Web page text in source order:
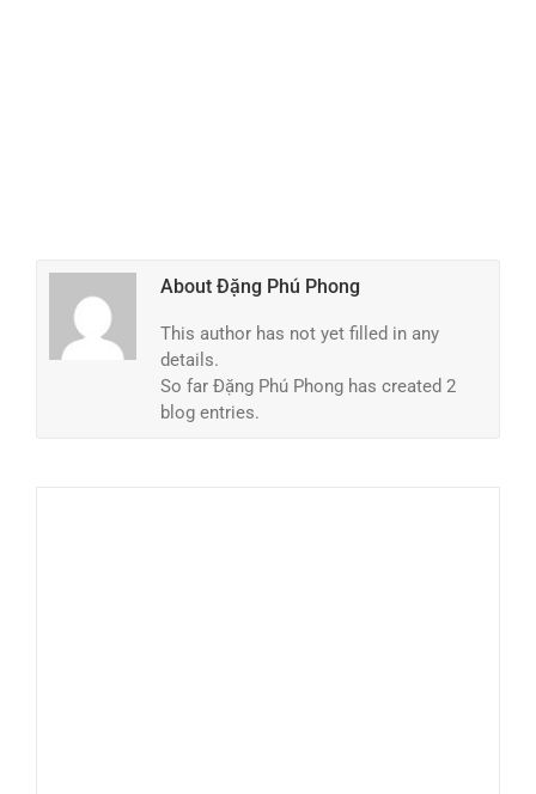
AboutĐặng Phú Phong
This author has not yet filled in any
details.
So far Đặng Phú Phong has created 2
blog entries.